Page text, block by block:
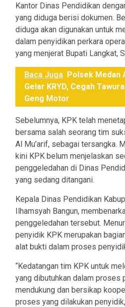
Kantor Dinas Pendidikan
yang diduga berisi dokumen.
diduga akan digunakan untuk
dalam penyidikan perkara
yang menjerat Bupati Langkat,
Baca Juga Polsek Medan
Gelar KRYD, Cegah
Geng Motor
Sebelumnya, KPK telah
bersama salah seorang tim
Al Mu’arif, sebagai tersangka.
kini KPK belum menjelaskan
penggeledahan di Dinas
yang sedang ditangani.
Kepala Dinas Pendidikan
Ilhamsyah Bangun,
penggeledahan tersebut.
penyidik KPK merupakan
alat bukti dalam proses
“Kedatangan tim KPK untuk
yang dibutuhkan dalam proses
mendukung dan bersikap
proses yang dilakukan